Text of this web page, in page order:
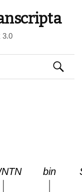
3.0
Suchen
nach: